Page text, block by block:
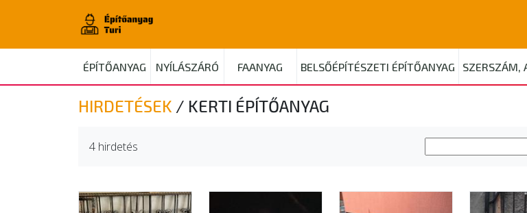
ÉPÍTŐANYAG NYÍLÁSZÁRÓ FAANYAG BELSŐÉPÍTÉSZETI ÉPÍTŐANYAG SZERSZÁM,
HIRDETÉSEK / KERTI ÉPÍTŐANYAG
4 hirdetés